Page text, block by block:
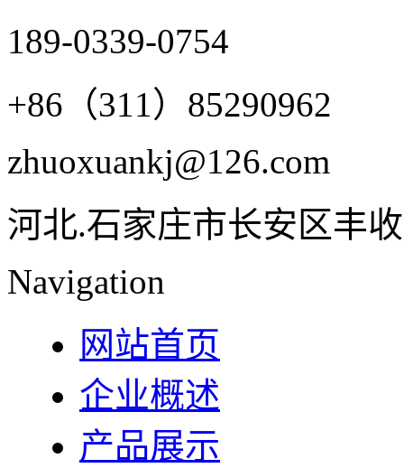
189-0339-0754
+86（311）85290962
zhuoxuankj@126.com
河北.石家庄市长安区丰
Navigation
网站首页
企业概述
产品展示